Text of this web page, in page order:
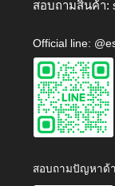
สอบถามสินค้า:
Official line:
สอบถามปัญหาด้